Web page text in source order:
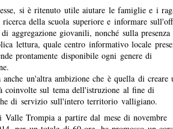
si è ritenuto utile aiutare le famiglie e i
della scuola superiore e informare
aggregazione giovanili, nonché sulla presenza
lettura, quale centro informativo locale
prontamente disponibile ogni genere di
anche un'altra ambizione che è quella di creare
coinvolte sul tema dell'istruzione al fine di
di servizio sull'intero territorio valligiano.
Valle Trompia a partire dal mese di novembre